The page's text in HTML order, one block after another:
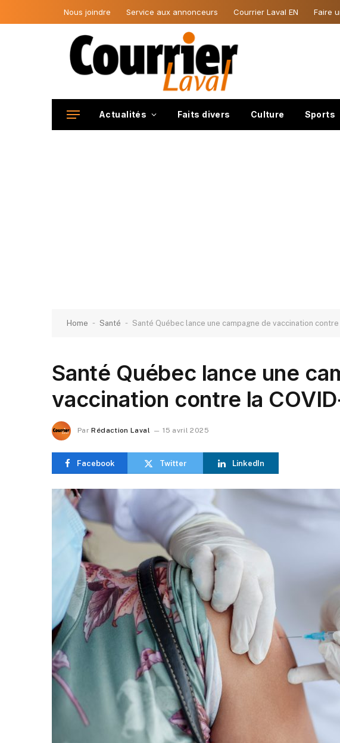
Nous joindre Service aux annonceurs Courrier Laval EN Faire
Actualités Faits divers Culture Sports
Home - Santé - Santé Québec lance une campagne de vaccination contre
Santé Québec lance une
vaccination contre la
Par Rédaction Laval 15 avril 2025
Facebook Twitter LinkedIn